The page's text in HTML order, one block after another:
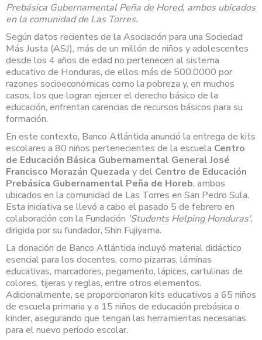
Prebásica Gubernamental Peña de Hored, ambos ubicados
en la comunidad de Las Torres.
Según datos recientes de la Asociación para una Sociedad
Más Justa (ASJ), más de un millón de niños y adolescentes
desde los 4 años de edad no pertenecen al sistema
educativo de Honduras, de ellos más de 500.0000 por
razones socioeconómicas como la pobreza y, en muchos
casos, los que logran ejercer el derecho básico de la
educación, enfrentan carencias de recursos básicos para su
formación.
En este contexto, Banco Atlántida anunció la entrega de kits
escolares a 80 niños pertenecientes de la escuela Centro
de Educación Básica Gubernamental General José
Francisco Morazán Quezada y del Centro de Educación
Prebásica Gubernamental Peña de Horeb, ambos
ubicados en la comunidad de Las Torres en San Pedro Sula.
Esta iniciativa se llevó a cabo el pasado 5 de febrero en
colaboración con la Fundación 'Students Helping Honduras',
dirigida por su fundador, Shin Fujiyama.
La donación de Banco Atlántida incluyó material didáctico
esencial para los docentes, como pizarras, láminas
educativas, marcadores, pegamento, lápices, cartulinas de
colores, tijeras y reglas, entre otros elementos.
Adicionalmente, se proporcionaron kits educativos a 65 niños
de escuela primaria y a 15 niños de educación prebásica o
kinder, asegurando que tengan las herramientas necesarias
para el nuevo período escolar.